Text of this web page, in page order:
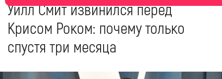
Уилл Смит извинился перед
Крисом Роком: почему только
спустя три месяца